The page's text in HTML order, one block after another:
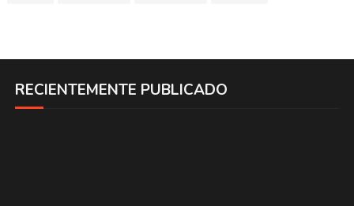
RECIENTEMENTE PUBLICADO